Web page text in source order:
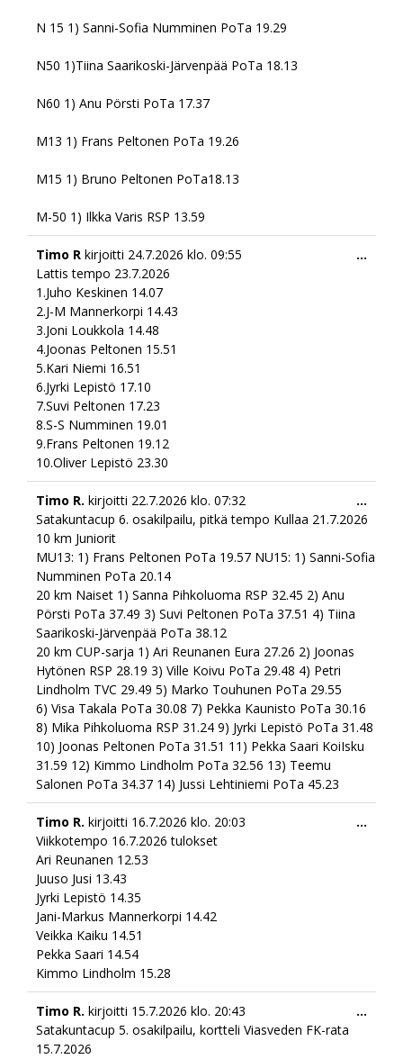
N 15 1) Sanni-Sofia Numminen PoTa 19.29
N50 1)Tiina Saarikoski-Järvenpää PoTa 18.13
N60 1) Anu Pörsti PoTa 17.37
M13 1) Frans Peltonen PoTa 19.26
M15 1) Bruno Peltonen PoTa18.13
M-50 1) Ilkka Varis RSP 13.59
Timo R kirjoitti 24.7.2026 klo. 09:55
Lattis tempo 23.7.2026
1.Juho Keskinen 14.07
2.J-M Mannerkorpi 14.43
3.Joni Loukkola 14.48
4.Joonas Peltonen 15.51
5.Kari Niemi 16.51
6.Jyrki Lepistö 17.10
7.Suvi Peltonen 17.23
8.S-S Numminen 19.01
9.Frans Peltonen 19.12
10.Oliver Lepistö 23.30
...
Timo R. kirjoitti 22.7.2026 klo. 07:32
Satakuntacup 6. osakilpailu, pitkä tempo Kullaa 21.7.2026
10 km Juniorit
MU13: 1) Frans Peltonen PoTa 19.57 NU15: 1) Sanni-Sofia
Numminen PoTa 20.14
20 km Naiset 1) Sanna Pihkoluoma RSP 32.45 2) Anu
Pörsti PoTa 37.49 3) Suvi Peltonen PoTa 37.51 4) Tiina
Saarikoski-Järvenpää PoTa 38.12
20 km CUP-sarja 1) Ari Reunanen Eura 27.26 2) Joonas
Hytönen RSP 28.19 3) Ville Koivu PoTa 29.48 4) Petri
Lindholm TVC 29.49 5) Marko Touhunen PoTa 29.55
6) Visa Takala PoTa 30.08 7) Pekka Kaunisto PoTa 30.16
8) Mika Pihkoluoma RSP 31.24 9) Jyrki Lepistö PoTa 31.48
10) Joonas Peltonen PoTa 31.51 11) Pekka Saari KoiIsku
31.59 12) Kimmo Lindholm PoTa 32.56 13) Teemu
Salonen PoTa 34.37 14) Jussi Lehtiniemi PoTa 45.23
...
this
Timo R. kirjoitti 16.7.2026 klo. 20:03
Viikkotempo 16.7.2026 tulokset
Ari Reunanen 12.53
Juuso Jusi 13.43
Jyrki Lepistö 14.35
Jani-Markus Mannerkorpi 14.42
Veikka Kaiku 14.51
Pekka Saari 14.54
Kimmo Lindholm 15.28
...
Timo R. kirjoitti 15.7.2026 klo. 20:43
Satakuntacup 5. osakilpailu, kortteli Viasveden FK-rata
15.7.2026
...